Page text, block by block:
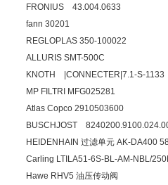
FRONIUS 43.004.0633
fann 30201
REGLOPLAS 350-100022
ALLURIS SMT-500C
KNOTH
MP FILTRI MFG025281
Atlas Copco 2910503600
BUSCHJOST
HEIDENHAIN 过滤单元 AK-DA400
Carling LTILA51-6S-BL-AM-NBL/
Hawe RHV5 油压传动阀